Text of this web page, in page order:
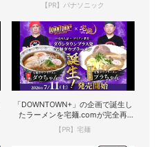
【PR】パナソニック
「DOWNTOWN+」の企画で誕生し
たラーメンを宅麺.comが完全再
現！
【PR】宅麺